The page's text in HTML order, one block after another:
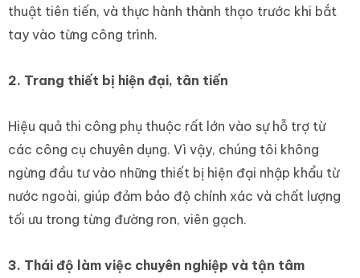
thuật tiên tiến, và thực hành thành thạo trước khi bắt
tay vào từng công trình.
2. Trang thiết bị hiện đại, tân tiến
Hiệu quả thi công phụ thuộc rất lớn vào sự hỗ trợ từ
các công cụ chuyên dụng. Vì vậy, chúng tôi không
ngừng đầu tư vào những thiết bị hiện đại nhập khẩu từ
nước ngoài, giúp đảm bảo độ chính xác và chất lượng
tối ưu trong từng đường ron, viên gạch.
3. Thái độ làm việc chuyên nghiệp và tận tâm